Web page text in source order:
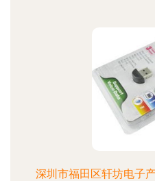
深圳市福田区轩坊电子